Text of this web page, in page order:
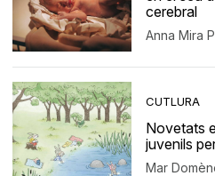
cerebral
Anna Mira
CUTLURA
Novetats
juvenils
Mar